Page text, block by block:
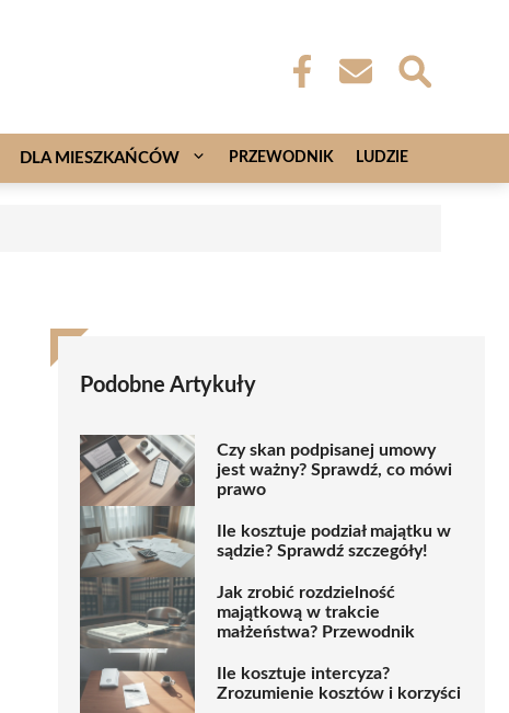
DLA MIESZKAŃCÓW PRZEWODNIK LUDZIE
Podobne Artykuły
Czy skan podpisanej umowy
jest ważny? Sprawdź, co mówi
prawo
Ile kosztuje podział majątku w
sądzie? Sprawdź szczegóły!
Jak zrobić rozdzielność
majątkową w trakcie
małżeństwa? Przewodnik
Ile kosztuje intercyza?
Zrozumienie kosztów i korzyści